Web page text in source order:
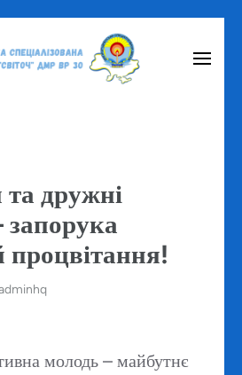
дружні
запорука
процвітання!
молодь – майбутнє